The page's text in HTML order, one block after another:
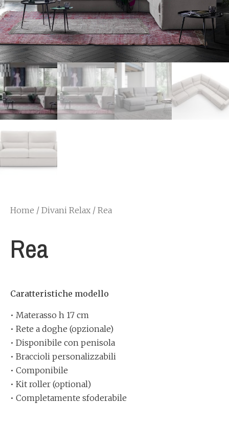
Home / Divani Relax / Rea
Rea
Caratteristiche modello
• Materasso h 17 cm
• Rete a doghe (opzionale)
• Disponibile con penisola
• Braccioli personalizzabili
• Componibile
• Kit roller (optional)
• Completamente sfoderabile